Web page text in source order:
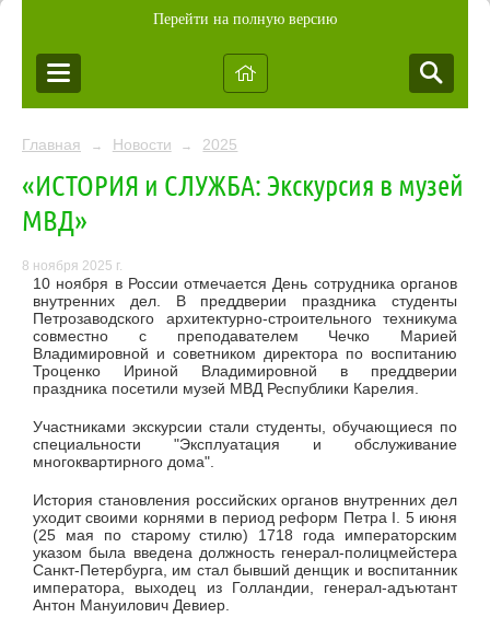
Перейти на полную версию
Главная → Новости → 2025
«ИСТОРИЯ и СЛУЖБА: Экскурсия в музей
МВД»
8 ноября 2025 г.
10 ноября в России отмечается День сотрудника органов
внутренних дел. В преддверии праздника студенты
Петрозаводского архитектурно-строительного техникума
совместно с преподавателем Чечко Марией
Владимировной и советником директора по воспитанию
Троценко Ириной Владимировной в преддверии
праздника посетили музей МВД Республики Карелия.
Участниками экскурсии стали студенты, обучающиеся по
специальности "Эксплуатация и обслуживание
многоквартирного дома".
История становления российских органов внутренних дел
уходит своими корнями в период реформ Петра I. 5 июня
(25 мая по старому стилю) 1718 года императорским
указом была введена должность генерал-полицмейстера
Санкт-Петербурга, им стал бывший денщик и воспитанник
императора, выходец из Голландии, генерал-адъютант
Антон Мануилович Девиер.